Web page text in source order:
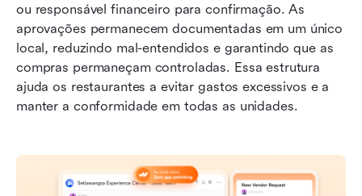
ou responsável financeiro para confirmação. As
aprovações permanecem documentadas em um único
local, reduzindo mal-entendidos e garantindo que as
compras permaneçam controladas. Essa estrutura
ajuda os restaurantes a evitar gastos excessivos e a
manter a conformidade em todas as unidades.